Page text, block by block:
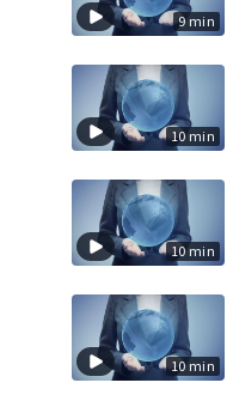
9 min
10 min
10 min
10 min